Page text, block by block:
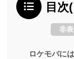
目
非
ロケモバに